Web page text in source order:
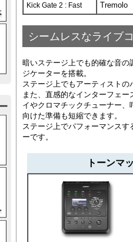
Kick Gate 2 : Fast
Tremolo
シームレスなライブ
暗いステージ上でも的確な音
ジケーターを搭載。
ステージ上でもアーティスト
また、直感的なインターフェ
イやクロマチックチューナー
向けた準備も短縮できます。
ステージ上でパフォーマンス
ーです。
トーンマ